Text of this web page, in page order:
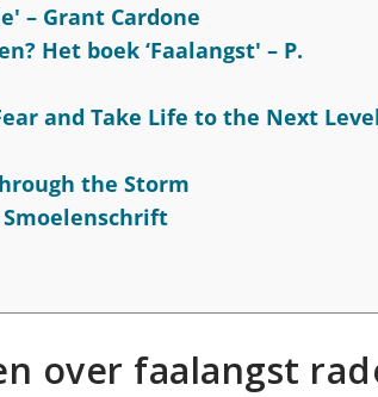
– Grant Cardone
Het boek ‘Faalangst' – P.
and Take Life to the Next
the Storm
over faalangst